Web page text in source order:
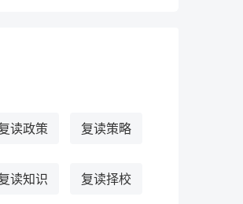
读政策 复读策略
读知识 复读择校